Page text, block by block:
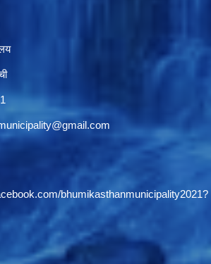
bhumikasthanmunicipality2021?